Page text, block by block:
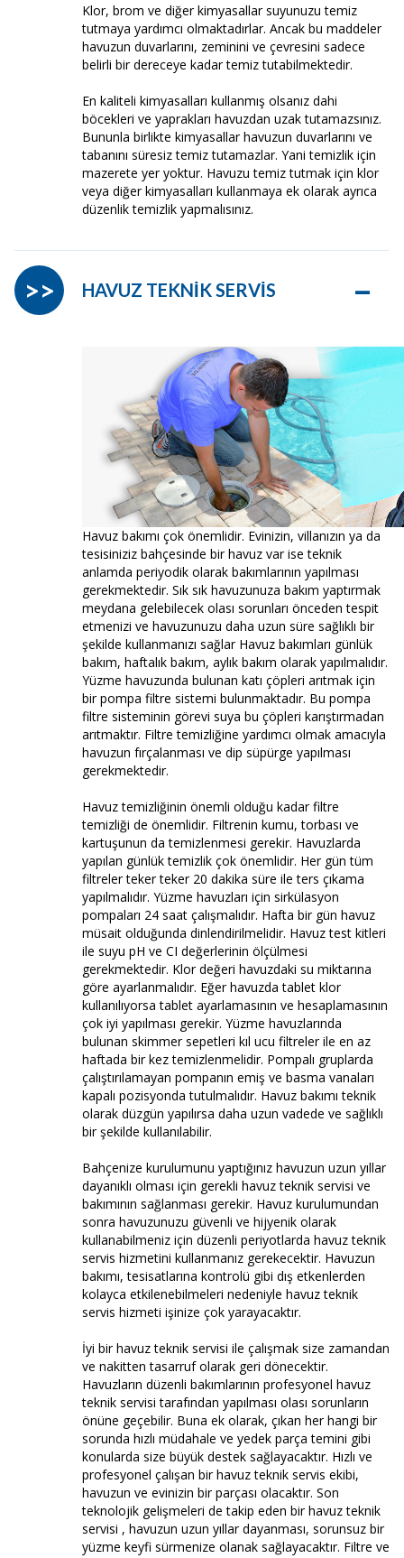
Klor, brom ve diğer kimyasallar suyunuzu temiz
tutmaya yardımcı olmaktadırlar. Ancak bu maddeler
havuzun duvarlarını, zeminini ve çevresini sadece
belirli bir dereceye kadar temiz tutabilmektedir.
En kaliteli kimyasalları kullanmış olsanız dahi
böcekleri ve yaprakları havuzdan uzak tutamazsınız.
Bununla birlikte kimyasallar havuzun duvarlarını ve
tabanını süresiz temiz tutamazlar. Yani temizlik için
mazerete yer yoktur. Havuzu temiz tutmak için klor
veya diğer kimyasalları kullanmaya ek olarak ayrıca
düzenlik temizlik yapmalısınız.
HAVUZ TEKNİK SERVİS –
>>
Havuz bakımı çok önemlidir. Evinizin, villanızın ya da
tesisiniziz bahçesinde bir havuz var ise teknik
anlamda periyodik olarak bakımlarının yapılması
gerekmektedir. Sık sık havuzunuza bakım yaptırmak
meydana gelebilecek olası sorunları önceden tespit
etmenizi ve havuzunuzu daha uzun süre sağlıklı bir
şekilde kullanmanızı sağlar Havuz bakımları günlük
bakım, haftalık bakım, aylık bakım olarak yapılmalıdır.
Yüzme havuzunda bulunan katı çöpleri arıtmak için
bir pompa filtre sistemi bulunmaktadır. Bu pompa
filtre sisteminin görevi suya bu çöpleri karıştırmadan
arıtmaktır. Filtre temizliğine yardımcı olmak amacıyla
havuzun fırçalanması ve dip süpürge yapılması
gerekmektedir.
Havuz temizliğinin önemli olduğu kadar filtre
temizliği de önemlidir. Filtrenin kumu, torbası ve
kartuşunun da temizlenmesi gerekir. Havuzlarda
yapılan günlük temizlik çok önemlidir. Her gün tüm
filtreler teker teker 20 dakika süre ile ters çıkama
yapılmalıdır. Yüzme havuzları için sirkülasyon
pompaları 24 saat çalışmalıdır. Hafta bir gün havuz
müsait olduğunda dinlendirilmelidir. Havuz test kitleri
ile suyu pH ve CI değerlerinin ölçülmesi
gerekmektedir. Klor değeri havuzdaki su miktarına
göre ayarlanmalıdır. Eğer havuzda tablet klor
kullanılıyorsa tablet ayarlamasının ve hesaplamasının
çok iyi yapılması gerekir. Yüzme havuzlarında
bulunan skimmer sepetleri kıl ucu filtreler ile en az
haftada bir kez temizlenmelidir. Pompalı gruplarda
çalıştırılamayan pompanın emiş ve basma vanaları
kapalı pozisyonda tutulmalıdır. Havuz bakımı teknik
olarak düzgün yapılırsa daha uzun vadede ve sağlıklı
bir şekilde kullanılabilir.
Bahçenize kurulumunu yaptığınız havuzun uzun yıllar
dayanıklı olması için gerekli havuz teknik servisi ve
bakımının sağlanması gerekir. Havuz kurulumundan
sonra havuzunuzu güvenli ve hijyenik olarak
kullanabilmeniz için düzenli periyotlarda havuz teknik
servis hizmetini kullanmanız gerekecektir. Havuzun
bakımı, tesisatlarına kontrolü gibi dış etkenlerden
kolayca etkilenebilmeleri nedeniyle havuz teknik
servis hizmeti işinize çok yarayacaktır.
İyi bir havuz teknik servisi ile çalışmak size zamandan
ve nakitten tasarruf olarak geri dönecektir.
Havuzların düzenli bakımlarının profesyonel havuz
teknik servisi tarafından yapılması olası sorunların
önüne geçebilir. Buna ek olarak, çıkan her hangi bir
sorunda hızlı müdahale ve yedek parça temini gibi
konularda size büyük destek sağlayacaktır. Hızlı ve
profesyonel çalışan bir havuz teknik servis ekibi,
havuzun ve evinizin bir parçası olacaktır. Son
teknolojik gelişmeleri de takip eden bir havuz teknik
servisi , havuzun uzun yıllar dayanması, sorunsuz bir
yüzme keyfi sürmenize olanak sağlayacaktır. Filtre ve